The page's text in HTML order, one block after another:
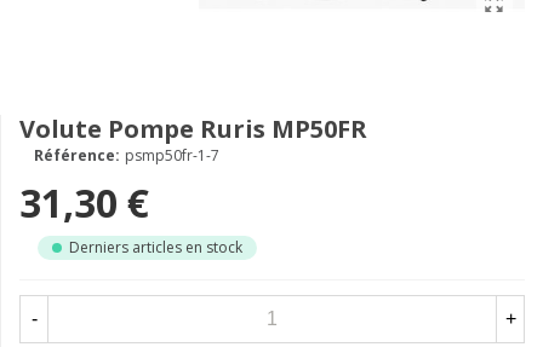
Volute Pompe Ruris MP50FR
Référence: psmp50fr-1-7
31,30 €
Derniers articles en stock
- +